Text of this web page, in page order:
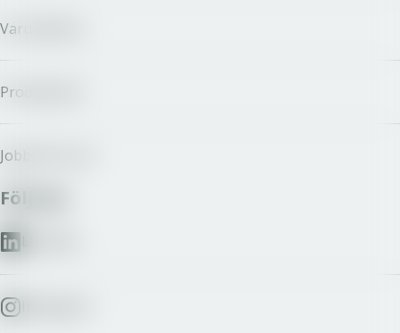
Varumärken
Producenter
Jobba hos oss
Följ oss